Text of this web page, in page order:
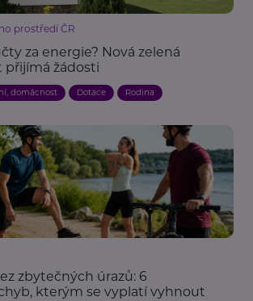
prostředí ČR
za energie? Nová zelená
přijímá žádosti
domácnost Dotace Rodina
zbytečných úrazů: 6
kterým se vyplatí vyhnout